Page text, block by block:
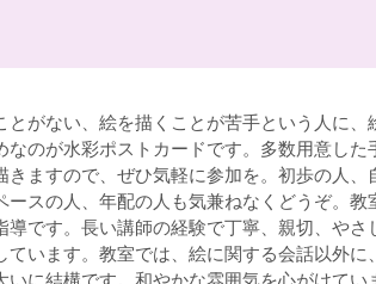
とがない、絵を描くことが苦手という人に、
なのが水彩ポストカードです。多数用意した
きますので、ぜひ気軽に参加を。初歩の人、
ースの人、年配の人も気兼ねなくどうぞ。教
導です。長い講師の経験で丁寧、親切、やさ
ています。教室では、絵に関する会話以外に
いに結構です。和やかな雰囲気を心がけてい